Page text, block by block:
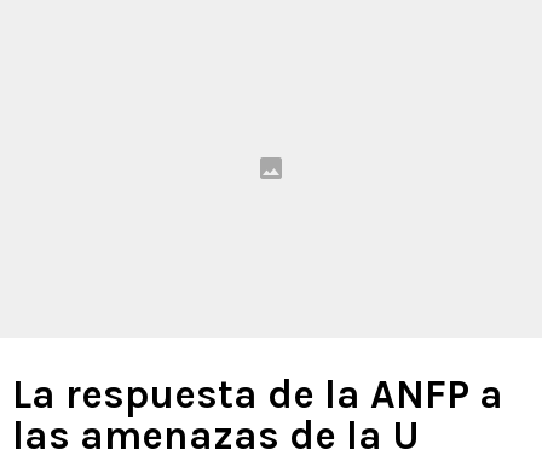
La respuesta de la ANFP a
las amenazas de la U